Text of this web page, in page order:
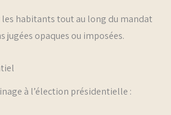
les habitants tout au long du mandat
jugées opaques ou imposées.
à l’élection présidentielle :